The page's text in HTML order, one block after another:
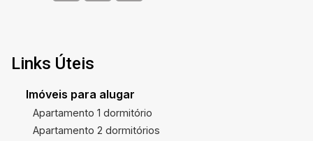
Links Úteis
Imóveis para alugar
Apartamento 1 dormitório
Apartamento 2 dormitórios